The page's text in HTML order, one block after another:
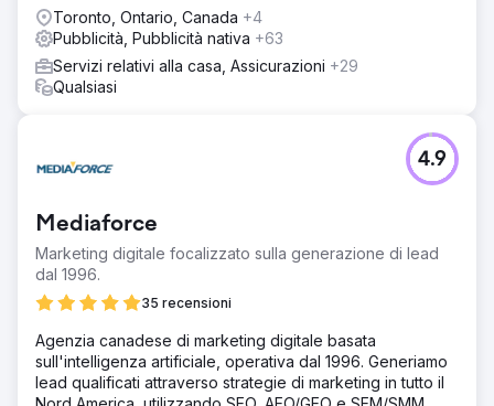
Toronto, Ontario, Canada +4
Pubblicità, Pubblicità nativa +63
Servizi relativi alla casa, Assicurazioni +29
Qualsiasi
Mediaforce
Marketing digitale focalizzato sulla generazione di lead
dal 1996.
35 recensioni
4.9
Agenzia canadese di marketing digitale basata
sull'intelligenza artificiale, operativa dal 1996. Generiamo
lead qualificati attraverso strategie di marketing in tutto il